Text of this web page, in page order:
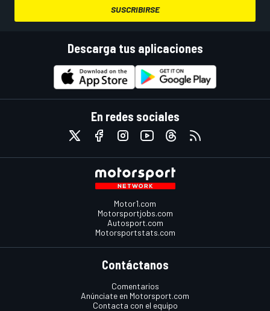
SUSCRIBIRSE
Descarga tus aplicaciones
En redes sociales
Motor1.com
Motorsportjobs.com
Autosport.com
Motorsportstats.com
Contáctanos
Comentarios
Anúnciate en Motorsport.com
Contacta con el equipo